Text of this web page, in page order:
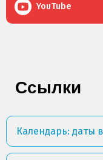
YouTube
Ссылки
Календарь: даты